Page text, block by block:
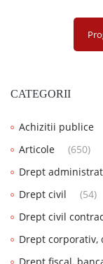
CATEGORII
Achizitii publice
Articole
(650)
Drept
Drept civil
(54)
Drept civil
Drept corporativ,
Drept fiscal,